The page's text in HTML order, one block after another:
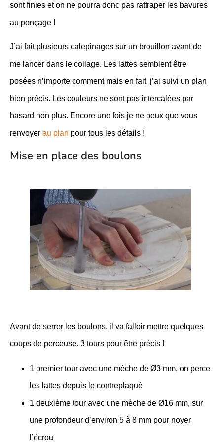
sont finies et on ne pourra donc pas rattraper les bavures
au ponçage !
J’ai fait plusieurs calepinages sur un brouillon avant de
me lancer dans le collage. Les lattes semblent être
posées n’importe comment mais en fait, j’ai suivi un plan
bien précis. Les couleurs ne sont pas intercalées par
hasard non plus. Encore une fois je ne peux que vous
renvoyer au plan pour tous les détails !
Mise en place des boulons
Avant de serrer les boulons, il va falloir mettre quelques
coups de perceuse. 3 tours pour être précis !
1 premier tour avec une mèche de Ø3 mm, on perce
les lattes depuis le contreplaqué
1 deuxième tour avec une mèche de Ø16 mm, sur
une profondeur d’environ 5 à 8 mm pour noyer
l’écrou